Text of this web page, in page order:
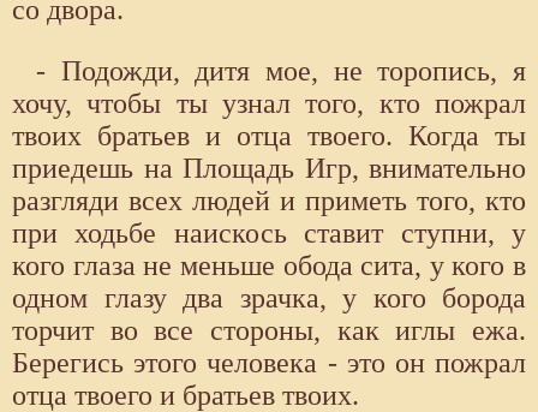
со двора.
- Подожди, дитя мое, не торопись, я
хочу, чтобы ты узнал того, кто пожрал
твоих братьев и отца твоего. Когда ты
приедешь на Площадь Игр, внимательно
разгляди всех людей и приметь того, кто
при ходьбе наискось ставит ступни, у
кого глаза не меньше обода сита, у кого в
одном глазу два зрачка, у кого борода
торчит во все стороны, как иглы ежа.
Берегись этого человека - это он пожрал
отца твоего и братьев твоих.